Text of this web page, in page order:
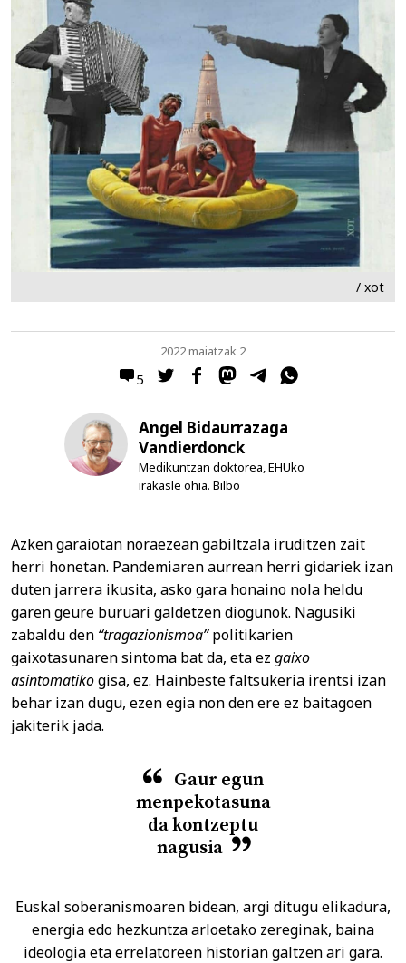
/ xot
5
2022 maiatzak 2
Angel Bidaurrazaga
Vandierdonck
Medikuntzan doktorea, EHUko
irakasle ohia. Bilbo
Azken garaiotan noraezean gabiltzala iruditzen zait
herri honetan. Pandemiaren aurrean herri gidariek izan
duten jarrera ikusita, asko gara honaino nola heldu
garen geure buruari galdetzen diogunok. Nagusiki
zabaldu den “tragazionismoa”politikarien
gaixotasunaren sintoma bat da, eta ez gaixo
asintomatikogisa, ez. Hainbeste faltsukeria irentsi izan
behar izan dugu, ezen egia non den ere ez baitagoen
jakiterik jada.
Gaur egun
menpekotasuna
da kontzeptu
nagusia
Euskal soberanismoaren bidean, argi ditugu elikadura,
energia edo hezkuntza arloetako zereginak, baina
ideologia eta errelatoreen historian galtzen ari gara.